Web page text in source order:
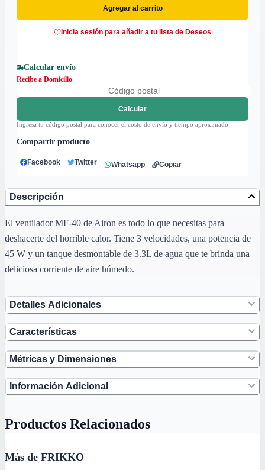
Agregar al carrito
Inicia sesión para añadir a tu lista de Deseos
Calcular envío
Recibe a Domicilio
Calcular
Ingresa tu código postal para conocer el costo de envío y tiempo aproximado
Compartir producto
Facebook Twitter Whatsapp Copiar
Descripción
El ventilador MF-40 de Airon es todo lo que necesitas para
deshacerte del horrible calor. Tiene 3 velocidades, una potencia de
45 W y un tanque desmontable de 3.3L de agua que te brinda una
deliciosa corriente de aire húmedo.
Detalles Adicionales
Características
Métricas y Dimensiones
Información Adicional
Productos Relacionados
Más de FRIKKO